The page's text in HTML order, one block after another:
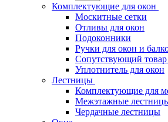
Комплектующие для окон
Москитные сетки
Отливы для окон
Подоконники
Ручки для окон и
Сопутствующий
Уплотнитель для окон
Лестницы
Комплектующие для
Межэтажные
Чердачные лестницы